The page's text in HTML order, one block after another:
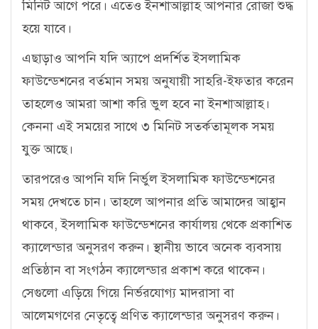
মিনিট আগে পরে। এতেও ইনশাআল্লাহ আপনার রোজা শুদ্ধ
হয়ে যাবে।
এছাড়াও আপনি যদি অ্যাপে প্রদর্শিত ইসলামিক
ফাউন্ডেশনের বর্তমান সময় অনুযায়ী সাহরি-ইফতার করেন
তাহলেও আমরা আশা করি ভুল হবে না ইনশাআল্লাহ।
কেননা এই সময়ের সাথে ৩ মিনিট সতর্কতামূলক সময়
যুক্ত আছে।
তারপরেও আপনি যদি নির্ভুল ইসলামিক ফাউন্ডেশনের
সময় দেখতে চান। তাহলে আপনার প্রতি আমাদের আহ্বান
থাকবে, ইসলামিক ফাউন্ডেশনের কার্যালয় থেকে প্রকাশিত
ক্যালেন্ডার অনুসরণ করুন। স্থানীয় ভাবে অনেক ব্যবসায়
প্রতিষ্ঠান বা সংগঠন ক্যালেন্ডার প্রকাশ করে থাকেন।
সেগুলো এড়িয়ে গিয়ে নির্ভরযোগ্য মাদরাসা বা
আলেমগণের নেতৃত্বে প্রণিত ক্যালেন্ডার অনুসরণ করুন।